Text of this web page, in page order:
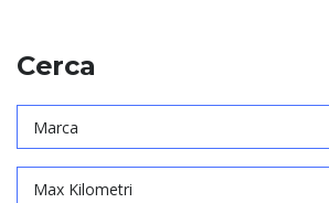
Cerca
Marca
Max Kilometri